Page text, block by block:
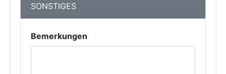
SONSTIGES
Bemerkungen